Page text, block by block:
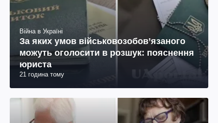
Війна в Україні
За яких умов військовозобов’язаного
можуть оголосити в розшук: пояснення
юриста
21 година тому